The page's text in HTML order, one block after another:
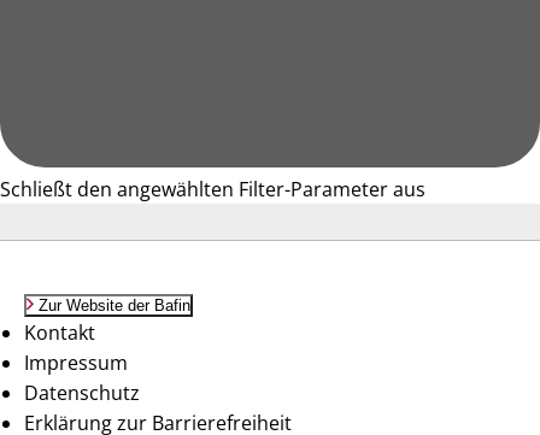
Schließt den angewählten Filter-Parameter aus
Zur Website der Bafin
Kontakt
Impressum
Datenschutz
Erklärung zur Barrierefreiheit